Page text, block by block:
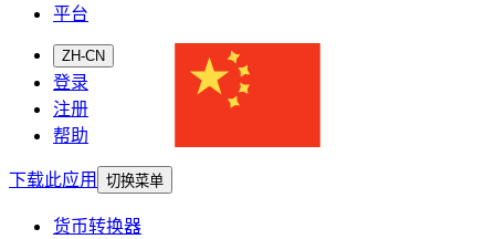
平台
ZH-CN
登录
注册
帮助
下载此应用
切换菜单
货币转换器